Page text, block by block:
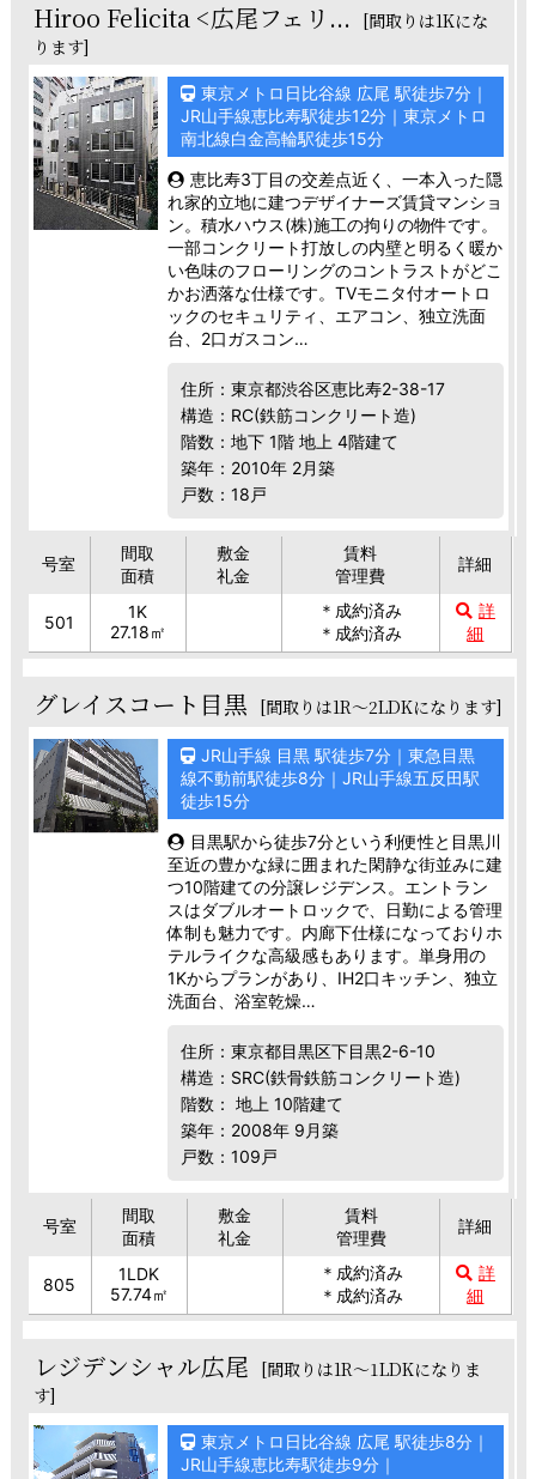
Hiroo Felicita <広尾フェリ... [間取りは1Kにな
ります]
東京メトロ日比谷線 広尾 駅徒歩7分｜
JR山手線恵比寿駅徒歩12分｜東京メトロ
南北線白金高輪駅徒歩15分
恵比寿3丁目の交差点近く、一本入った隠
れ家的立地に建つデザイナーズ賃貸マンショ
ン。積水ハウス(株)施工の拘りの物件です。
一部コンクリート打放しの内壁と明るく暖か
い色味のフローリングのコントラストがどこ
かお洒落な仕様です。TVモニタ付オートロ
ックのセキュリティ、エアコン、独立洗面
台、2口ガスコン…
住所：東京都渋谷区恵比寿2-38-17
構造：RC(鉄筋コンクリート造)
階数：地下 1階 地上 4階建て
築年：2010年 2月築
戸数：18戸
号室
間取
面積
敷金
礼金
賃料
管理費
詳細
501
1K
27.18㎡
＊成約済み
＊成約済み
詳
細
グレイスコート目黒 [間取りは1R～2LDKになります]
JR山手線 目黒 駅徒歩7分｜東急目黒
線不動前駅徒歩8分｜JR山手線五反田駅
徒歩15分
目黒駅から徒歩7分という利便性と目黒川
至近の豊かな緑に囲まれた閑静な街並みに建
つ10階建ての分譲レジデンス。エントラン
スはダブルオートロックで、日勤による管理
体制も魅力です。内廊下仕様になっておりホ
テルライクな高級感もあります。単身用の
1Kからプランがあり、IH2口キッチン、独立
洗面台、浴室乾燥…
住所：東京都目黒区下目黒2-6-10
構造：SRC(鉄骨鉄筋コンクリート造)
階数： 地上 10階建て
築年：2008年 9月築
戸数：109戸
号室
間取
面積
敷金
礼金
賃料
管理費
詳細
805
1LDK
57.74㎡
＊成約済み
＊成約済み
詳
細
レジデンシャル広尾 [間取りは1R～1LDKになりま
す]
東京メトロ日比谷線 広尾 駅徒歩8分｜
JR山手線恵比寿駅徒歩9分｜